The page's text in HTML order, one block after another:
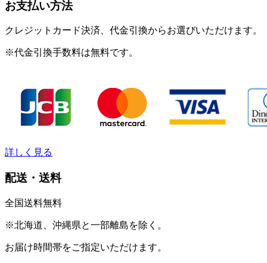
お支払い方法
クレジットカード決済、代金引換からお選びいただけます。
※代金引換手数料は無料です。
詳しく見る
配送・送料
全国送料無料
※北海道、沖縄県と一部離島を除く。
お届け時間帯をご指定いただけます。